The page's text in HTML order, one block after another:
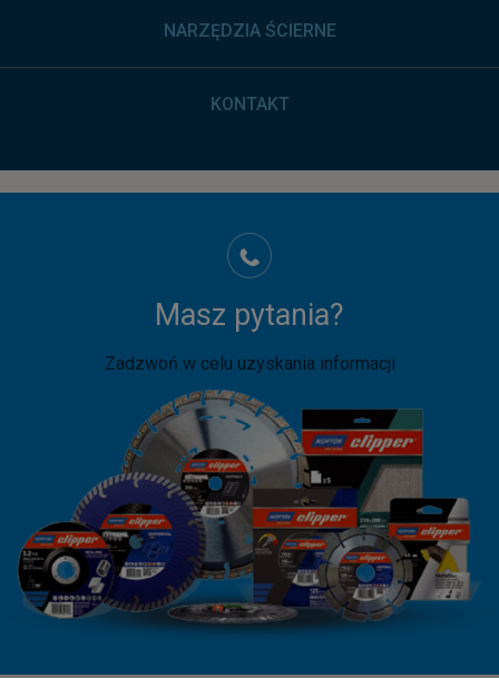
NARZĘDZIA ŚCIERNE
KONTAKT
Masz pytania?
Zadzwoń w celu uzyskania informacji